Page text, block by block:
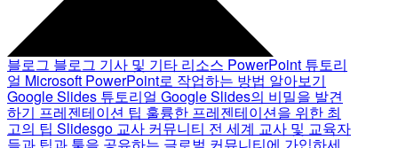
블로그 블로그 기사 및 기타 리소스 PowerPoint 튜토리
얼 Microsoft PowerPoint로 작업하는 방법 알아보기
Google Slides 튜토리얼 Google Slides의 비밀을 발견
하기 프레젠테이션 팁 훌륭한 프레젠테이션을 위한 최
고의 팁 Slidesgo 교사 커뮤니티 전 세계 교사 및 교육자